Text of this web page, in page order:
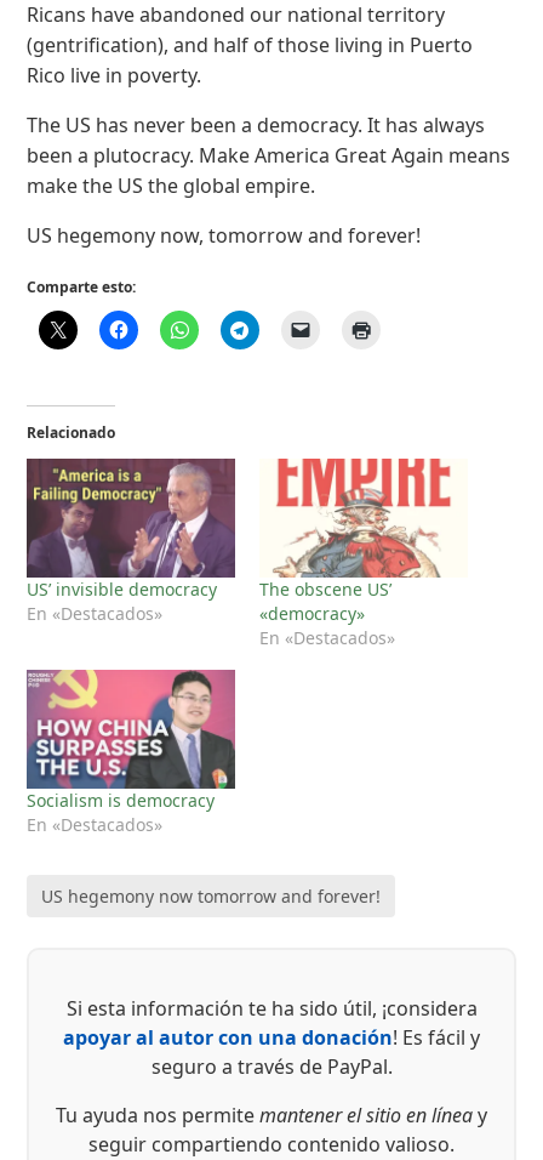
Ricans have abandoned our national territory
(gentrification), and half of those living in Puerto
Rico live in poverty.
The US has never been a democracy. It has always
been a plutocracy. Make America Great Again means
make the US the global empire.
US hegemony now, tomorrow and forever!
Comparte esto:
Relacionado
US’ invisible democracy
En «Destacados»
The obscene US’
«democracy»
En «Destacados»
Socialism is democracy
En «Destacados»
US hegemony now tomorrow and forever!
Si esta información te ha sido útil, ¡considera
apoyar al autor con una donación! Es fácil y
seguro a través de PayPal.
Tu ayuda nos permitemantener el sitio en líneay
seguir compartiendo contenido valioso.